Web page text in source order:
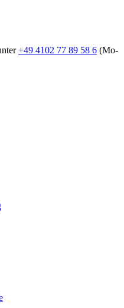
+49 4102 77 89 58 6 (Mo-